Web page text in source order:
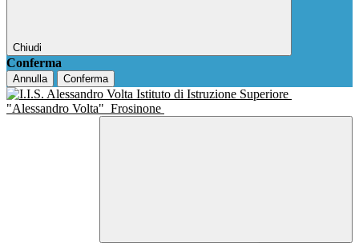
Chiudi
Conferma
Annulla Conferma
Istituto di Istruzione Superiore
"Alessandro Volta" Frosinone